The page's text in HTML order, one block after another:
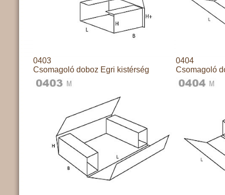
0403
Csomagoló doboz Egri kistérség
0404
Csomagoló